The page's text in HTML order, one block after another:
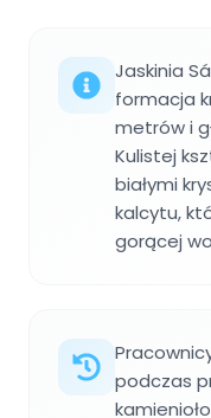
Jaskinia
formacja
metrów i
Kulistej
białymi
kalcytu,
gorącej
podczas